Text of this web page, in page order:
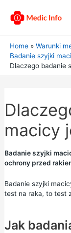
Home
Warunki
Badanie szyjki
Dlaczego badanie
macicy
Badanie szyjki
ochrony przed
Badanie szyjki
test na raka, to test
Jak